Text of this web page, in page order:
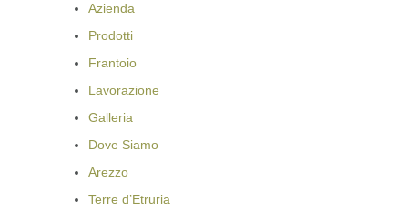
Azienda
Prodotti
Frantoio
Lavorazione
Galleria
Dove Siamo
Arezzo
Terre d’Etruria